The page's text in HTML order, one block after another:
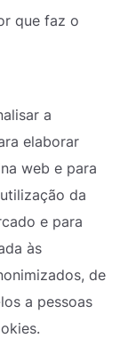
que faz o
a
elaborar
web e para
da
e para
às
de
a pessoas